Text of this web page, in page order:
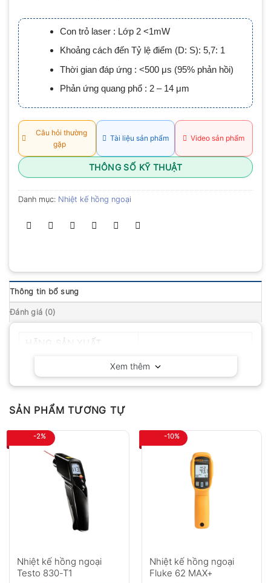
xếp
hạng
0.0
5
sao
Con trỏ laser : Lớp 2 <1mW
Khoảng cách đến Tỷ lệ điểm (D: S): 5,7: 1
Thời gian đáp ứng : <500 μs (95% phản hồi)
Phản ứng quang phổ : 2 – 14 μm
Câu hỏi thường
gặp
Tài liệu sản phẩm Video sản phẩm
THÔNG SỐ KỸ THUẬT
Danh mục: Nhiệt kế hồng ngoại
Thông tin bổ sung
Đánh giá (0)
Xem thêm
SẢN PHẨM TƯƠNG TỰ
-2%
Nhiệt kế hồng ngoại
Testo 830-T1
-10%
Nhiệt kế hồng ngoại
Fluke 62 MAX+